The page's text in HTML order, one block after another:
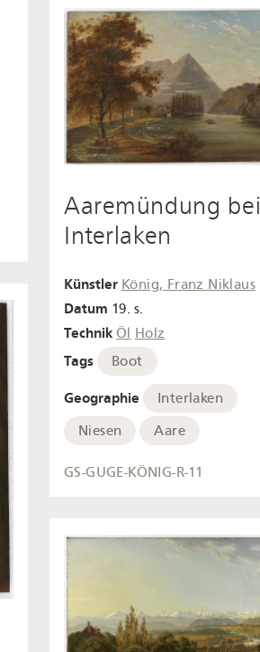
Aaremündung bei
Interlaken
Künstler König, Franz Niklaus
Datum 19. s.
Technik Öl Holz
Tags Boot
Geographie
Interlaken
Niesen
Aare
GS-GUGE-KÖNIG-R-11